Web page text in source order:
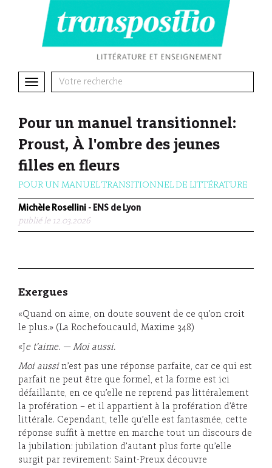
Toggle
Pour un manuel transitionnel:
Proust, À l'ombre des jeunes
filles en fleurs
POUR UN MANUEL TRANSITIONNEL DE LITTÉRATURE
Michèle Rosellini - ENS de Lyon
publié le 12.03.2026
Exergues
«Quand on aime, on doute souvent de ce qu’on croit
le plus.» (La Rochefoucauld, Maxime 348)
«J e t’aime. — Moi aussi.
Moi aussin’est pas une réponse parfaite, car ce qui est
parfait ne peut être que formel, et la forme est ici
défaillante, en ce qu’elle ne reprend pas littéralement
la profération – et il appartient à la profération d’être
littérale. Cependant, telle qu’elle est fantasmée, cette
réponse suffit à mettre en marche tout un discours de
la jubilation: jubilation d’autant plus forte qu’elle
surgit par revirement: Saint-Preux découvre